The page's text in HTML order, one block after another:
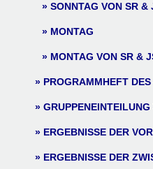
SONNTAG VON SR &
MONTAG
MONTAG VON SR &
PROGRAMMHEFT
ERGEBNISSE DER
ERGEBNISSE DER